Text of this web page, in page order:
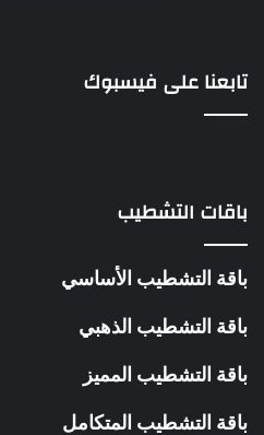
تابعنا على فيسبوك
باقات التشطيب
باقة التشطيب الأساسي
باقة التشطيب الذهبي
باقة التشطيب المميز
باقة التشطيب المتكامل